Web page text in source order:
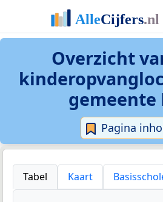
Overzicht
gemeente
Pagina
Tabel Kaart